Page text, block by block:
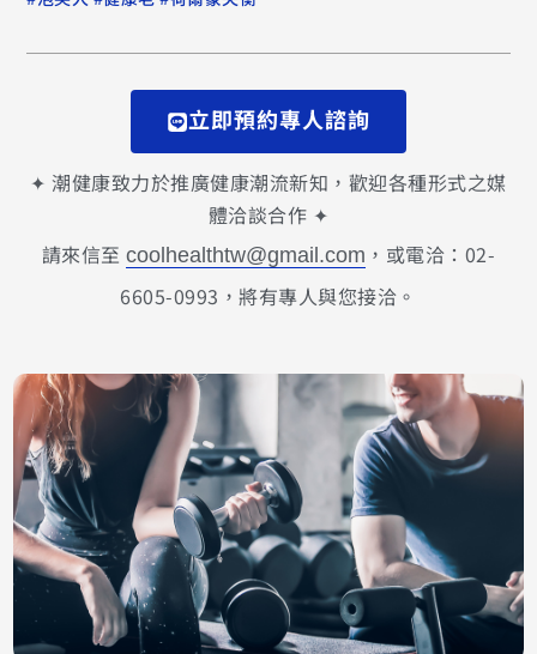
立即預約專人諮詢
✦ 潮健康致力於推廣健康潮流新知，歡迎各種形式之媒
體洽談合作 ✦
請來信至coolhealthtw@gmail.com ，或電洽：02-
6605-0993，將有專人與您接洽。